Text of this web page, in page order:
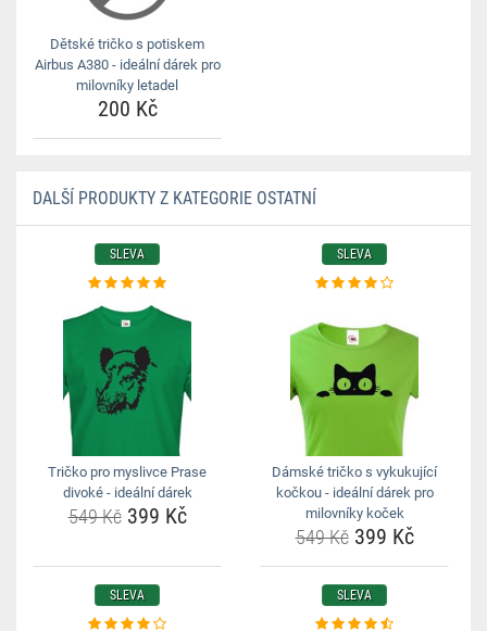
Dětské tričko s potiskem
Airbus A380 - ideální dárek pro
milovníky letadel
200 Kč
DALŠÍ PRODUKTY Z KATEGORIE OSTATNÍ
SLEVA
Tričko pro myslivce Prase
divoké - ideální dárek
549 Kč399 Kč
SLEVA
Dámské tričko s vykukující
kočkou - ideální dárek pro
milovníky koček
549 Kč399 Kč
SLEVA SLEVA